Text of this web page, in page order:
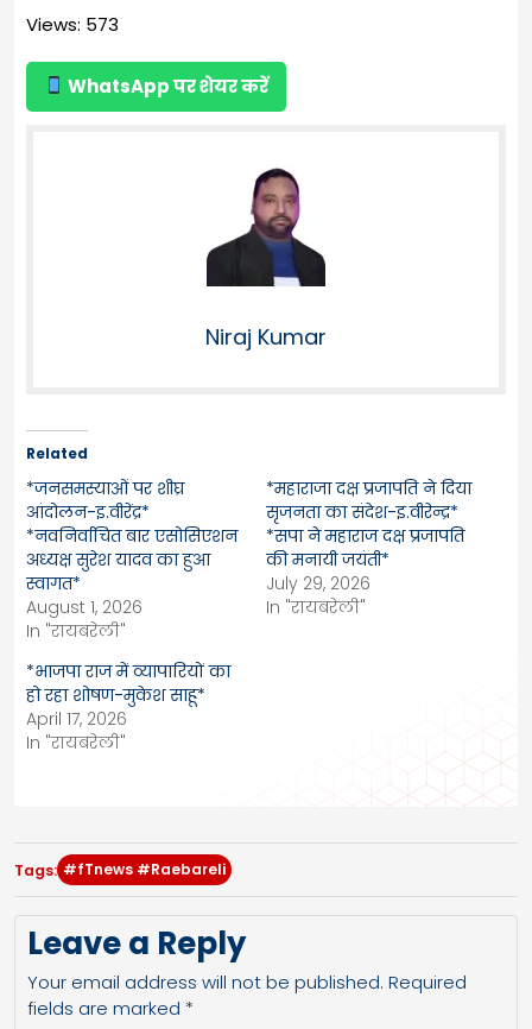
Views: 573
WhatsApp पर शेयर करें
Niraj Kumar
Related
*जनसमस्याओं पर शीघ्र
आंदोलन-इ.वीरेंद्र*
*नवनिर्वाचित बार एसोसिएशन
अध्यक्ष सुरेश यादव का हुआ
स्वागत*
August 1, 2026
In "रायबरेली"
*महाराजा दक्ष प्रजापति ने दिया
सृजनता का संदेश-इ.वीरेन्द्र*
*सपा ने महाराज दक्ष प्रजापति
की मनायी जयंती*
July 29, 2026
In "रायबरेली"
*भाजपा राज में व्यापारियों का
हो रहा शोषण-मुकेश साहू*
April 17, 2026
In "रायबरेली"
Tags: #fTnews #Raebareli
Leave a Reply
Your email address will not be published. Required
fields are marked *